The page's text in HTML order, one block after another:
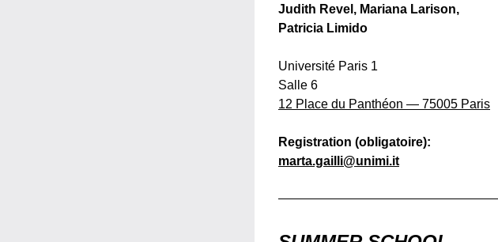
Judith Revel, Mariana Larison,
Patricia Limido
Université Paris 1
Salle 6
12 Place du Panthéon — 75005 Paris
Registration (obligatoire):
marta.gailli@unimi.it